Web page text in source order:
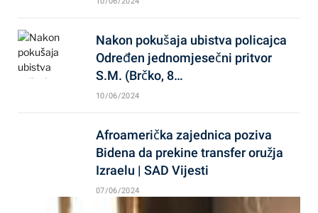
Nakon pokušaja ubistva policajca
Određen jednomjesečni pritvor
S.M. (Brčko, 8…
10/06/2024
Afroamerička zajednica poziva
Bidena da prekine transfer oružja
Izraelu | SAD Vijesti
07/06/2024